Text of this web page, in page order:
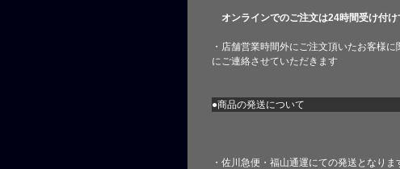
オンラインでのご注文は24時間受け付け
・店舗営業時間外にご注文頂いたお客様
にご連絡させていただきます
●商品の発送について
・佐川急便・福山通運にての発送となりま